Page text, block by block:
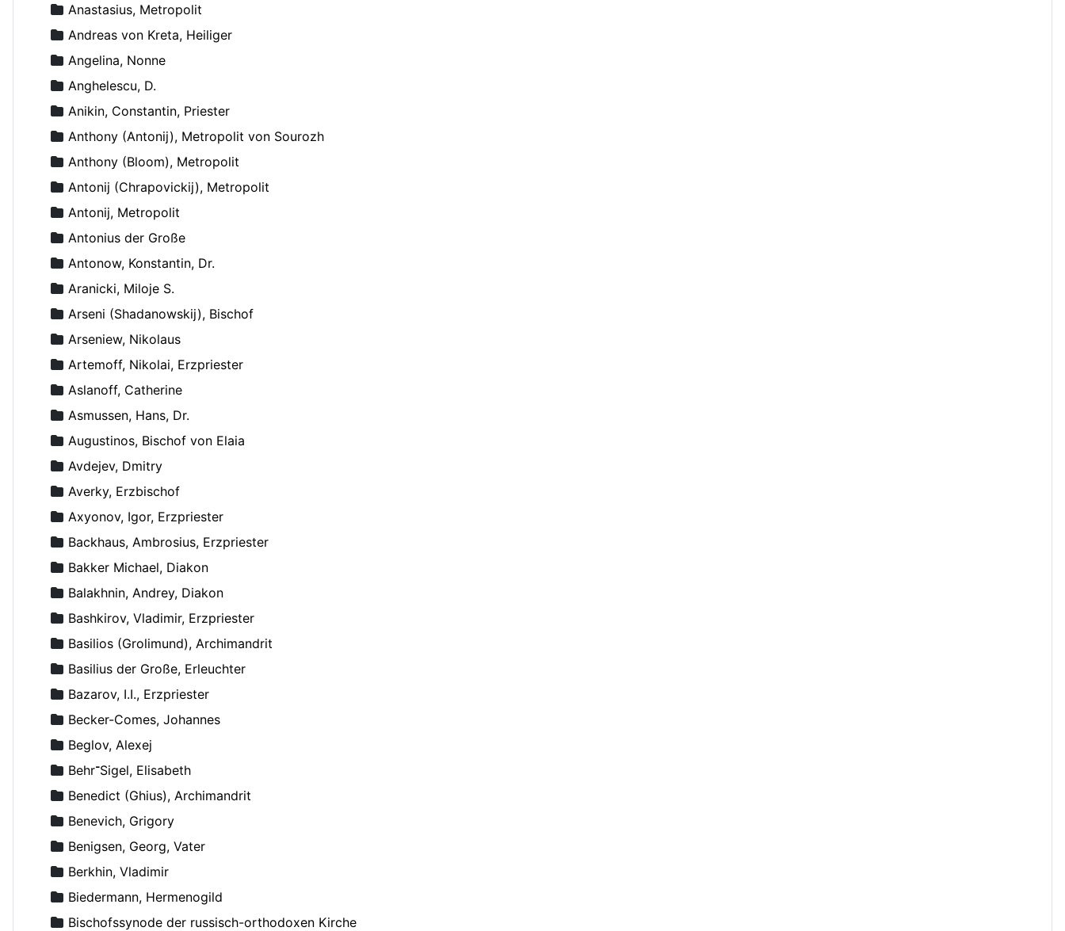
Anastasius, Metropolit
Andreas von Kreta, Heiliger
Angelina, Nonne
Anghelescu, D.
Anikin, Constantin, Priester
Anthony (Antonij), Metropolit von Sourozh
Anthony (Bloom), Metropolit
Antonij (Chrapovickij), Metropolit
Antonij, Metropolit
Antonius der Große
Antonow, Konstantin, Dr.
Aranicki, Miloje S.
Arseni (Shadanowskij), Bischof
Arseniew, Nikolaus
Artemoff, Nikolai, Erzpriester
Aslanoff, Catherine
Asmussen, Hans, Dr.
Augustinos, Bischof von Elaia
Avdejev, Dmitry
Averky, Erzbischof
Axyonov, Igor, Erzpriester
Backhaus, Ambrosius, Erzpriester
Bakker Michael, Diakon
Balakhnin, Andrey, Diakon
Bashkirov, Vladimir, Erzpriester
Basilios (Grolimund), Archimandrit
Basilius der Große, Erleuchter
Bazarov, I.I., Erzpriester
Becker-Comes, Johannes
Beglov, Alexej
Behr־Sigel, Elisabeth
Benedict (Ghius), Archimandrit
Benevich, Grigory
Benigsen, Georg, Vater
Berkhin, Vladimir
Biedermann, Hermenogild
Bischofssynode der russisch-orthodoxen Kirche